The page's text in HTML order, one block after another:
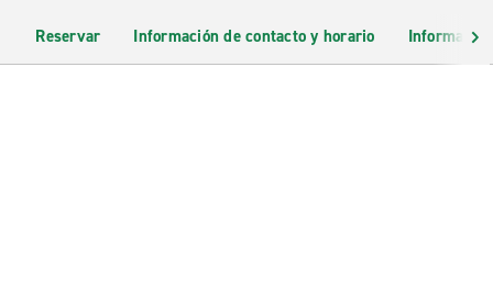
Reservar Información de contacto y horario